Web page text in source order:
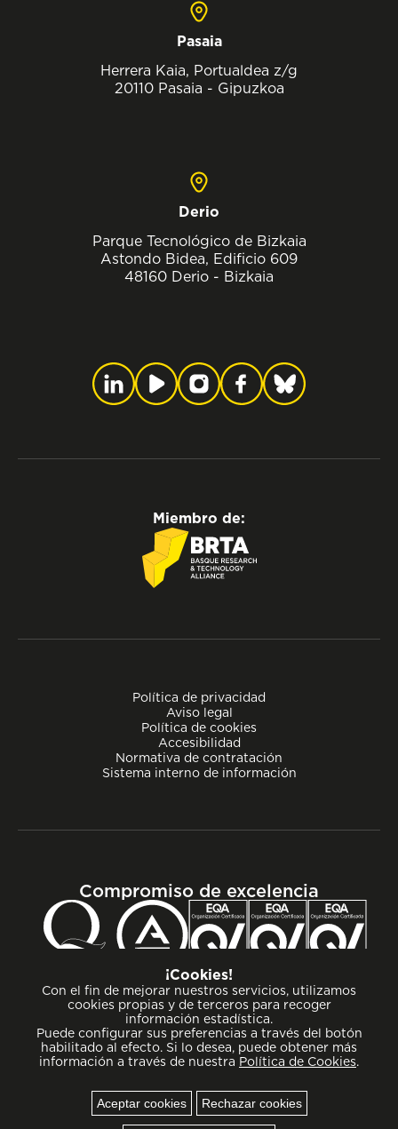
Pasaia
Herrera Kaia, Portualdea z/g
20110 Pasaia - Gipuzkoa
Derio
Parque Tecnológico de Bizkaia
Astondo Bidea, Edificio 609
48160 Derio - Bizkaia
Política de privacidad
Aviso legal
Política de cookies
Accesibilidad
Normativa de contratación
Sistema interno de información
Miembro de:
Compromiso de excelencia
¡Cookies!
Con el fin de mejorar nuestros servicios, utilizamos
cookies propias y de terceros para recoger
información estadística.
Puede configurar sus preferencias a través del botón
habilitado al efecto. Si lo desea, puede obtener más
información a través de nuestra Política de Cookies.
Aceptar cookies Rechazar cookies